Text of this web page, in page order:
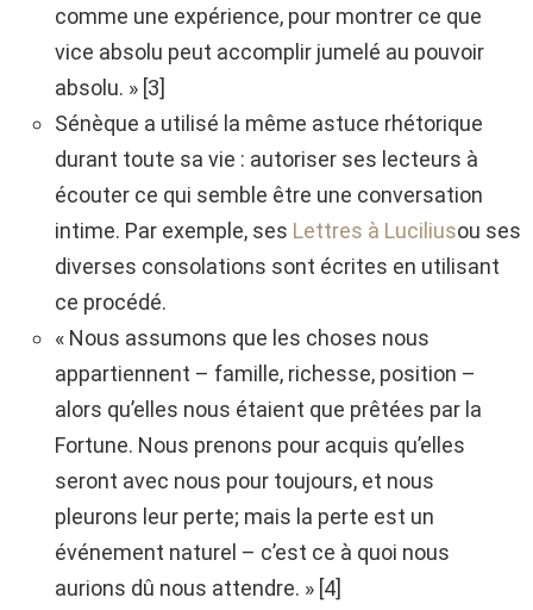
comme une expérience, pour montrer ce que
vice absolu peut accomplir jumelé au pouvoir
absolu. » [3]
Sénèque a utilisé la même astuce rhétorique
durant toute sa vie : autoriser ses lecteurs à
écouter ce qui semble être une conversation
intime. Par exemple, ses Lettres à Luciliusou ses
diverses consolations sont écrites en utilisant
ce procédé.
« Nous assumons que les choses nous
appartiennent – famille, richesse, position –
alors qu’elles nous étaient que prêtées par la
Fortune. Nous prenons pour acquis qu’elles
seront avec nous pour toujours, et nous
pleurons leur perte; mais la perte est un
événement naturel – c’est ce à quoi nous
aurions dû nous attendre. » [4]